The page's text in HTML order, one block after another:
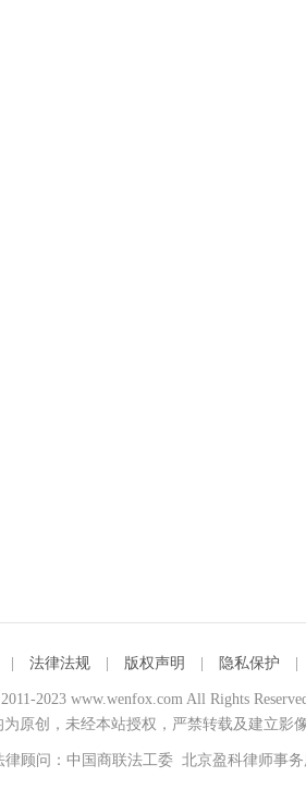
法律法规 版权声明 隐私保护
2023 www.wenfox.com All Rights
原创，未经本站授权，严禁转载及建立影
律顾问：中国商联法工委 北京盈科律师事